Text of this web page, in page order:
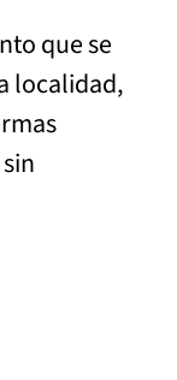
que se
localidad,